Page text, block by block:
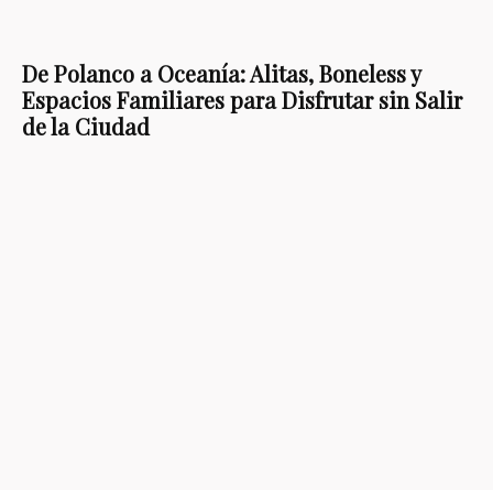
De Polanco a Oceanía: Alitas, Boneless y
Espacios Familiares para Disfrutar sin Salir
de la Ciudad